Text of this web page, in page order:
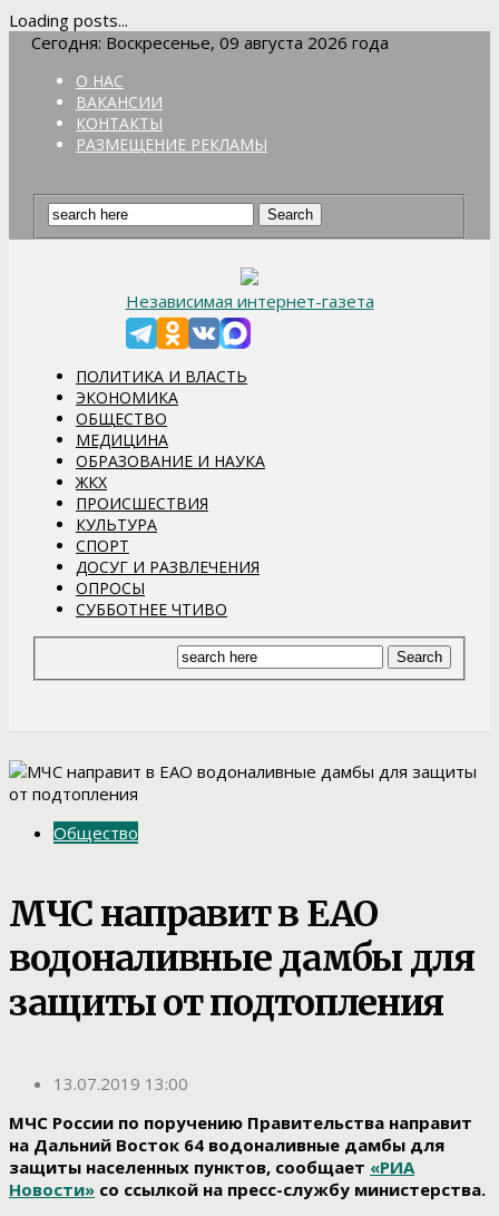
Loading posts...
Сегодня: Воскресенье, 09 августа 2026 года
О НАС
ВАКАНСИИ
КОНТАКТЫ
РАЗМЕЩЕНИЕ РЕКЛАМЫ
Независимая интернет-газета
ПОЛИТИКА И ВЛАСТЬ
ЭКОНОМИКА
ОБЩЕСТВО
МЕДИЦИНА
ОБРАЗОВАНИЕ И НАУКА
ЖКХ
ПРОИСШЕСТВИЯ
КУЛЬТУРА
СПОРТ
ДОСУГ И РАЗВЛЕЧЕНИЯ
ОПРОСЫ
СУББОТНЕЕ ЧТИВО
Общество
МЧС направит в ЕАО
водоналивные дамбы для
защиты от подтопления
13.07.2019 13:00
МЧС России по поручению Правительства направит
на Дальний Восток 64 водоналивные дамбы для
защиты населенных пунктов, сообщает «РИА
Новости» со ссылкой на пресс-службу министерства.